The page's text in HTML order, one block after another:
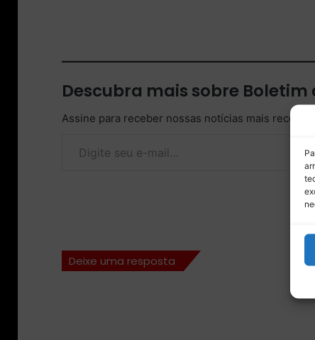
Descubra mais sobre Boletim
Assine para receber nossas notícias mais
Deixe uma resposta